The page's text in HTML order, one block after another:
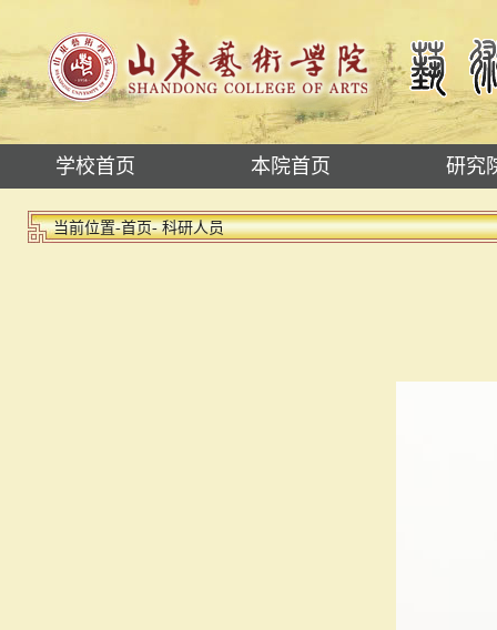
学校首页 本院首页 研究
当前位置-首页- 科研人员